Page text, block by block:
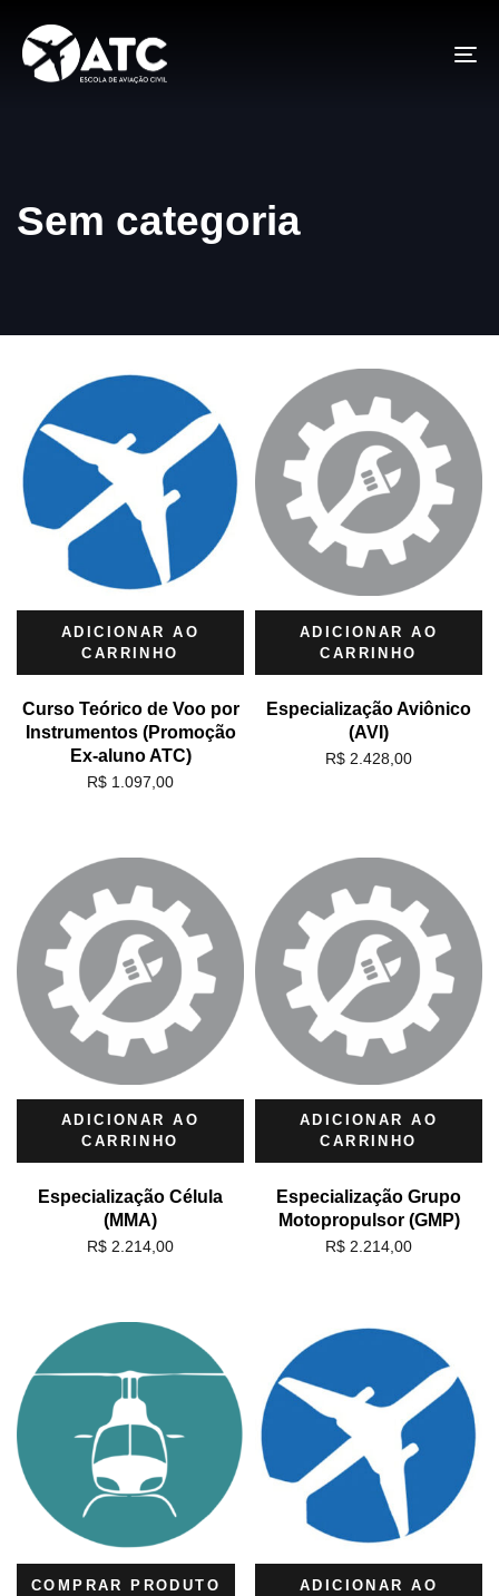
Sem categoria
ADICIONAR AO
CARRINHO
Curso Teórico de Voo por
Instrumentos (Promoção
Ex-aluno ATC)
R$ 1.097,00
ADICIONAR AO
CARRINHO
Especialização Aviônico
(AVI)
R$ 2.428,00
ADICIONAR AO
CARRINHO
Especialização Célula
(MMA)
R$ 2.214,00
ADICIONAR AO
CARRINHO
Especialização Grupo
Motopropulsor (GMP)
R$ 2.214,00
COMPRAR PRODUTO
ADICIONAR AO